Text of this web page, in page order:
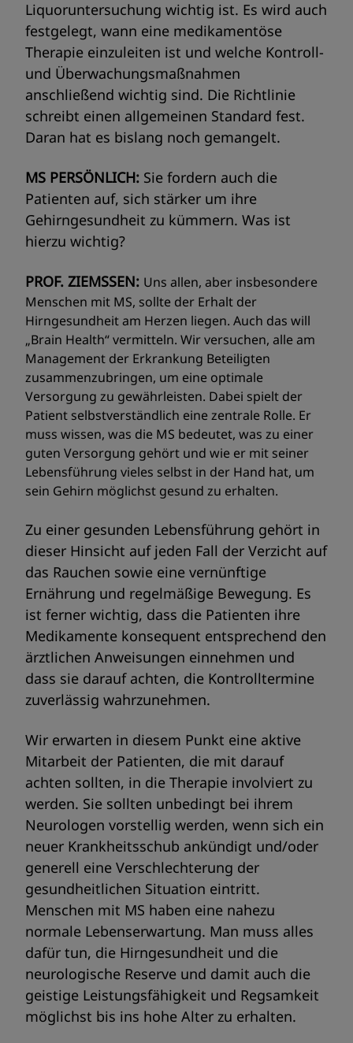
Liquoruntersuchung wichtig ist. Es wird auch
festgelegt, wann eine medikamentöse
Therapie einzuleiten ist und welche Kontroll-
und Überwachungsmaßnahmen
anschließend wichtig sind. Die Richtlinie
schreibt einen allgemeinen Standard fest.
Daran hat es bislang noch gemangelt.
MS PERSÖNLICH: Sie fordern auch die
Patienten auf, sich stärker um ihre
Gehirngesundheit zu kümmern. Was ist
hierzu wichtig?
PROF. ZIEMSSEN: Uns allen, aber insbesondere
Menschen mit MS, sollte der Erhalt der
Hirngesundheit am Herzen liegen. Auch das will
„Brain Health“ vermitteln. Wir versuchen, alle am
Management der Erkrankung Beteiligten
zusammenzubringen, um eine optimale
Versorgung zu gewährleisten. Dabei spielt der
Patient selbstverständlich eine zentrale Rolle. Er
muss wissen, was die MS bedeutet, was zu einer
guten Versorgung gehört und wie er mit seiner
Lebensführung vieles selbst in der Hand hat, um
sein Gehirn möglichst gesund zu erhalten.
Zu einer gesunden Lebensführung gehört in
dieser Hinsicht auf jeden Fall der Verzicht auf
das Rauchen sowie eine vernünftige
Ernährung und regelmäßige Bewegung. Es
ist ferner wichtig, dass die Patienten ihre
Medikamente konsequent entsprechend den
ärztlichen Anweisungen einnehmen und
dass sie darauf achten, die Kontrolltermine
zuverlässig wahrzunehmen.
Wir erwarten in diesem Punkt eine aktive
Mitarbeit der Patienten, die mit darauf
achten sollten, in die Therapie involviert zu
werden. Sie sollten unbedingt bei ihrem
Neurologen vorstellig werden, wenn sich ein
neuer Krankheitsschub ankündigt und/oder
generell eine Verschlechterung der
gesundheitlichen Situation eintritt.
Menschen mit MS haben eine nahezu
normale Lebenserwartung. Man muss alles
dafür tun, die Hirngesundheit und die
neurologische Reserve und damit auch die
geistige Leistungsfähigkeit und Regsamkeit
möglichst bis ins hohe Alter zu erhalten.